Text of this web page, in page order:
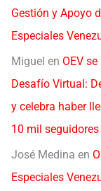
Gestión y Apoyo
Especiales
Miguel en OEV
Desafío Virtual:
y celebra haber
10 mil
José Medina en
Especiales